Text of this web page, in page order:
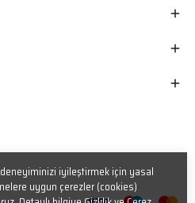
deneyiminizi iyileştirmek için yasal
uygun çerezler (cookies)